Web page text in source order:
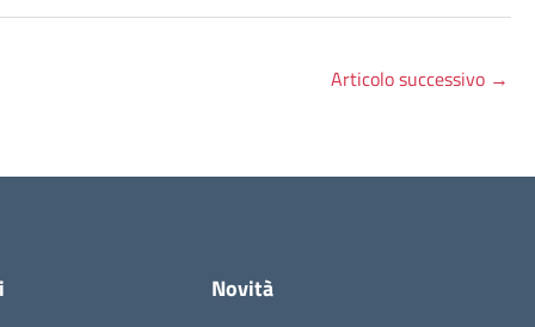
Articolo successivo →
Novità